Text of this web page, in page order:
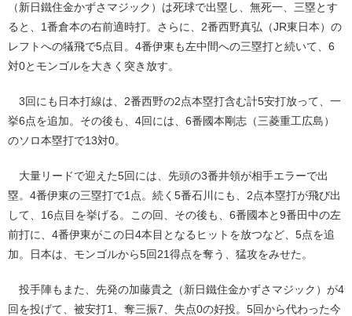
（新日鐵住金かずさマジック）は死球で出塁し、無死一、三塁とす
ると、1番倉本の右前適時打。さらに、2番西野真弘（JR東日本）の
レフトへの犠飛で5点目。4番伊東も左中間への三塁打と続いて、6
対0とモンゴルを大きく突き放す。
3回にも日本打線は、2番西野の2点本塁打含む計5安打放って、一
挙6点を追加。その後も、4回には、6番國本剛志（三菱重工広島）
のソロ本塁打で13対0。
大量リードで迎えた5回には、先頭の3番井領が相手エラーで出
塁。4番伊東の三塁打で1点。続く5番石川にも、2点本塁打が飛び出
して、16点目を挙げる。この回、その後も、6番國本と9番田中の左
前打に、4番伊東がこの日4本目となるヒットを放つなど、5点を追
加。日本は、モンゴルから5回21得点を奪う、猛攻をみせた。
投手陣もまた、先発の加藤貴之（新日鐵住金かずさマジック）が4
回を投げて、被安打1、奪三振7、失点0の好投。5回から代わった今